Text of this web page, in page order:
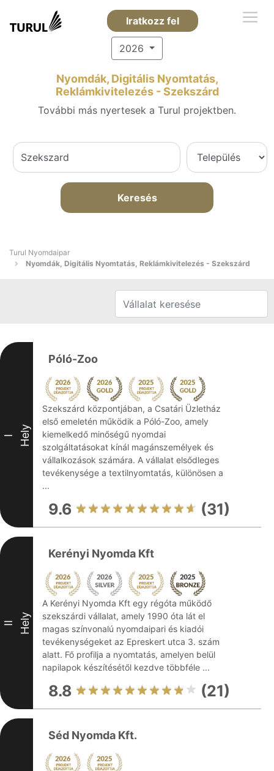
Iratkozz fel
2026
Nyomdák, Digitális Nyomtatás,
Reklámkivitelezés - Szekszárd
További más nyertesek a Turul projektben.
Keresés
Turul Nyomdaipar
Nyomdák, Digitális Nyomtatás, Reklámkivitelezés - Szekszárd
I Hely
Póló-Zoo
Szekszárd központjában, a Csatári Üzletház
első emeletén működik a Póló-Zoo, amely
kiemelkedő minőségű nyomdai
szolgáltatásokat kínál magánszemélyek és
vállalkozások számára. A vállalat elsődleges
tevékenysége a textilnyomtatás, különösen a
...
9.6 (31)
II Hely
Kerényi Nyomda Kft
A Kerényi Nyomda Kft egy régóta működő
szekszárdi vállalat, amely 1990 óta lát el
magas színvonalú nyomdaipari és kiadói
tevékenységeket az Epreskert utca 3. szám
alatt. Fő profilja a nyomtatás, amelyen belül
napilapok készítésétől kezdve többféle ...
8.8 (21)
Séd Nyomda Kft.